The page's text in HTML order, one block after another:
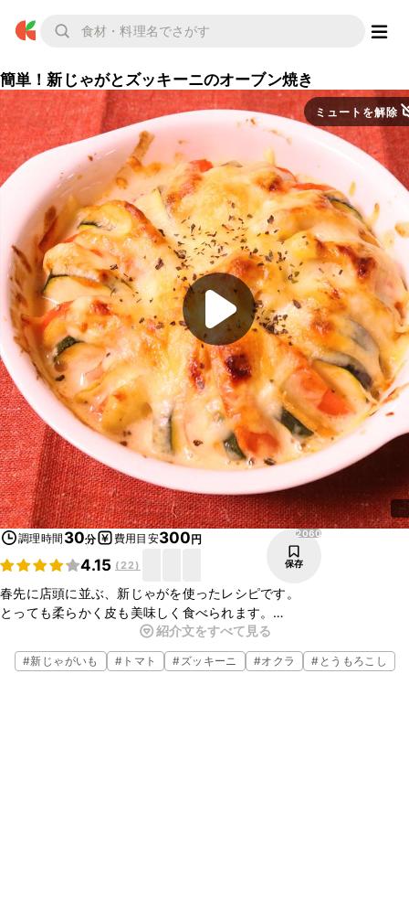
簡単！新じゃがとズッキーニのオーブン焼き
ミュートを解除
調理時間 30分 費用目安300円
4.15 (22)
2060
保存
春先に店頭に並ぶ、新じゃがを使ったレシピです。
とっても柔らかく皮も美味しく食べられます。
切って和えてオーブンで焼くだけなのでとっても簡単に出来ます。
ワインにも良く合います。
是非、作ってみて下さいね。
紹介文をすべて見る
#新じゃがいも # トマト #ズッキーニ #オクラ # とうもろこし